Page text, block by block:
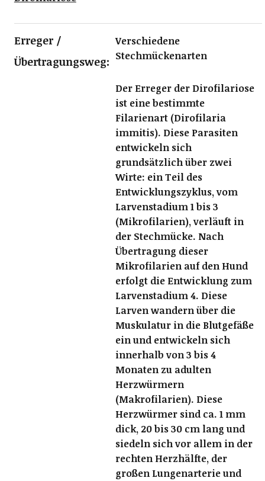
Erreger /
Übertragungsweg:
Verschiedene
Stechmückenarten
Der Erreger der Dirofilariose
ist eine bestimmte
Filarienart (Dirofilaria
immitis). Diese Parasiten
entwickeln sich
grundsätzlich über zwei
Wirte: ein Teil des
Entwicklungszyklus, vom
Larvenstadium 1 bis 3
(Mikrofilarien), verläuft in
der Stechmücke. Nach
Übertragung dieser
Mikrofilarien auf den Hund
erfolgt die Entwicklung zum
Larvenstadium 4. Diese
Larven wandern über die
Muskulatur in die Blutgefäße
ein und entwickeln sich
innerhalb von 3 bis 4
Monaten zu adulten
Herzwürmern
(Makrofilarien). Diese
Herzwürmer sind ca. 1 mm
dick, 20 bis 30 cm lang und
siedeln sich vor allem in der
rechten Herzhälfte, der
großen Lungenarterie und